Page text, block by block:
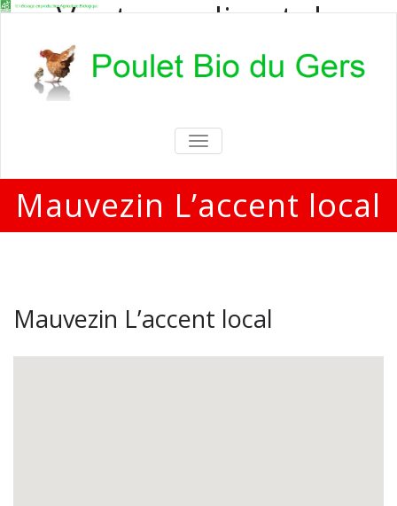
Vente en direct de
poulets bio
Vente en direct de poulets bio aux
particuliers et professionnels
TOGGLE
NAVIGATION
Mauvezin L’accent local
Mauvezin L’accent local